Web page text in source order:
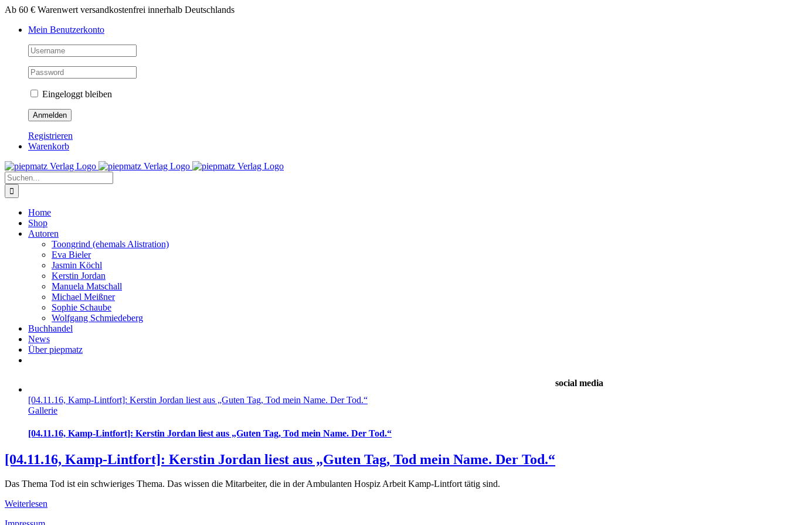
Zum
springen
Ab 60 € Warenwert versandkostenfrei innerhalb Deutschlands
Mein Benutzerkonto
Eingeloggt bleiben
Registrieren
Warenkorb
Suche
nach:
Home
Shop
Autoren
Toongrind (ehemals Alistration)
Eva Bieler
Jasmin Köchl
Kerstin Jordan
Manuela Matschall
Michael Meißner
Sophie Schaube
Wolfgang Schmiedeberg
Buchhandel
News
Über piepmatz
[04.11.16, Kamp-Lintfort]: Kerstin Jordan liest aus „Guten Tag, Tod mein Name. Der Tod.“
Gallerie
[04.11.16, Kamp-Lintfort]: Kerstin Jordan liest aus „Guten Tag, Tod mein Name. Der Tod.“
[04.11.16, Kamp-Lintfort]: Kerstin Jordan liest aus „Guten Tag, Tod mein Name. Der Tod.“
Das Thema Tod ist ein schwieriges Thema. Das wissen die Mitarbeiter, die in der Ambulanten Hospiz Arbeit Kamp-Lintfort tätig sind.
Weiterlesen
social media